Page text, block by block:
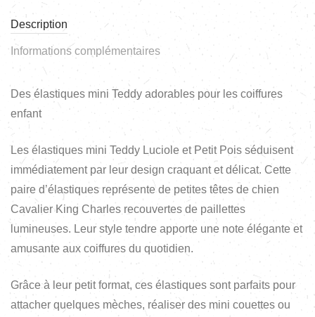
Description
Informations complémentaires
Des élastiques mini Teddy adorables pour les coiffures
enfant
Les élastiques mini Teddy Luciole et Petit Pois séduisent
immédiatement par leur design craquant et délicat. Cette
paire d’élastiques représente de petites têtes de chien
Cavalier King Charles recouvertes de paillettes
lumineuses. Leur style tendre apporte une note élégante et
amusante aux coiffures du quotidien.
Grâce à leur petit format, ces élastiques sont parfaits pour
attacher quelques mèches, réaliser des mini couettes ou